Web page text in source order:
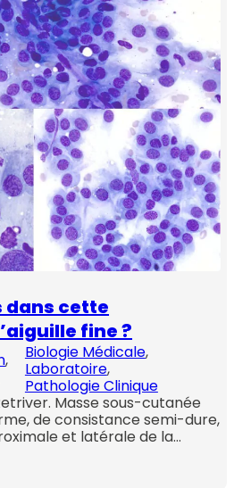
dans cette
fine ?
,
Biologie Médicale,
Laboratoire,
Pathologie Clinique
Masse sous-cutanée
de consistance semi-dure,
et latérale de la…